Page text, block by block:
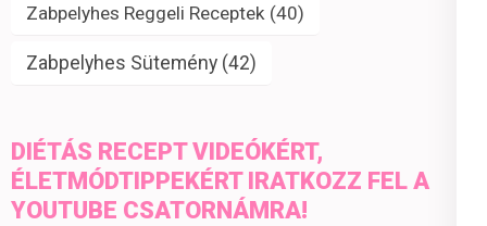
Zabpelyhes Reggeli Receptek (40)
Zabpelyhes Sütemény (42)
DIÉTÁS RECEPT VIDEÓKÉRT,
ÉLETMÓDTIPPEKÉRT IRATKOZZ FEL A
YOUTUBE CSATORNÁMRA!